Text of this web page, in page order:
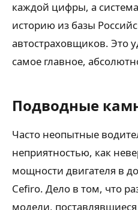
каждой цифры, а
историю из базы
автостраховщиков. Это
самое главное,
Подводные
Часто неопытные
неприятностью, как
мощности двигателя в
Cefiro. Дело в том, что
модели,